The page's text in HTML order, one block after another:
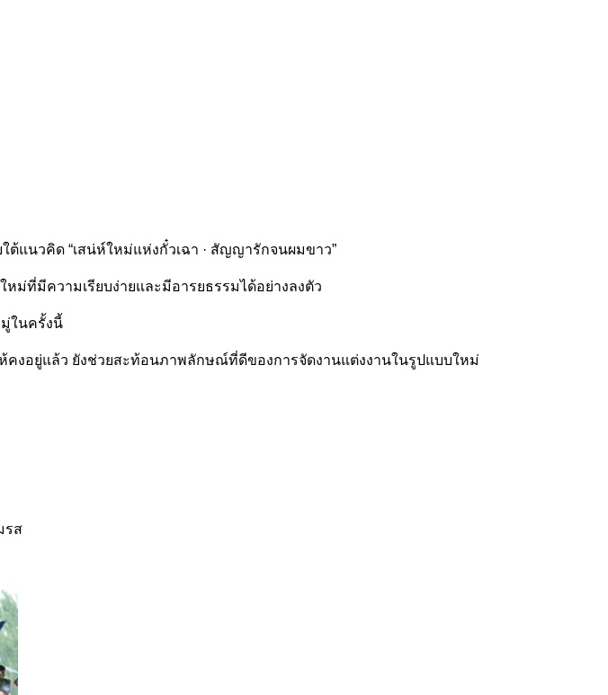
แนวคิด “เสน่ห์ใหม่แห่งกั๋วเฉา · สัญญารักจนผมขาว”
ม่ที่มีความเรียบง่ายและมีอารยธรรมได้อย่างลงตัว
ในครั้งนี้
คงอยู่แล้ว ยังช่วยสะท้อนภาพลักษณ์ที่ดีของการจัดงานแต่งงานในรูปแบบใหม่
รส